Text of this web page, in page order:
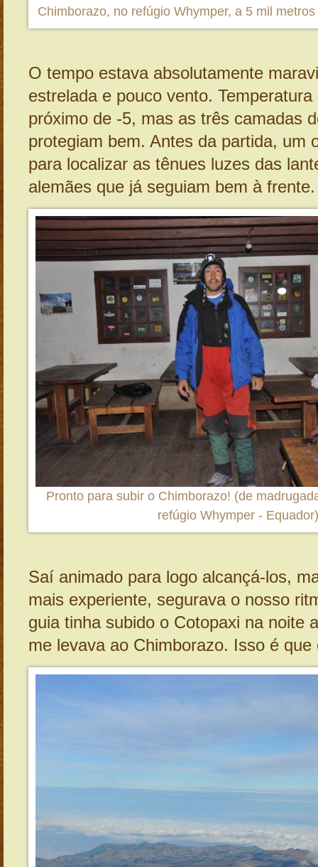
Chimborazo, no refúgio Whymper, a 5 mil
O tempo estava absolutamente
estrelada e pouco vento.
próximo de -5, mas as três camadas
protegiam bem. Antes da partida, um
para localizar as tênues luzes das
alemães que já seguiam bem à frente.
Pronto para subir o Chimborazo! (de
refúgio Whymper - Equador)
Saí animado para logo alcançá-los,
mais experiente, segurava o nosso
guia tinha subido o Cotopaxi na noite
me levava ao Chimborazo. Isso é que